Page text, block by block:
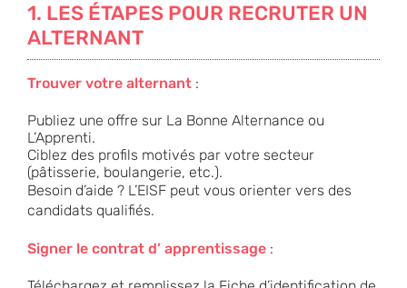
1. LES ÉTAPES POUR RECRUTER UN
ALTERNANT
Trouver votre alternant :
Publiez une offre sur La Bonne Alternance ou
L’Apprenti.
Ciblez des profils motivés par votre secteur
(pâtisserie, boulangerie, etc.).
Besoin d’aide ? L’EISF peut vous orienter vers des
candidats qualifiés.
Signer le contrat d’ apprentissage :